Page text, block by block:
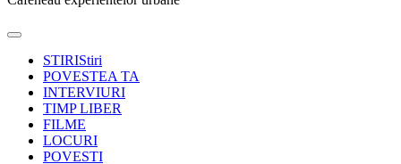
STIRIStiri
POVESTEA TA
INTERVIURI
TIMP LIBER
FILME
LOCURI
POVESTI